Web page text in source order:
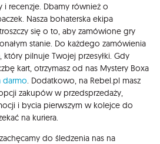
i recenzje. Dbamy również o
Nasza bohaterska ekipa
się o to, aby zamówione gry
stanie. Do każdego zamówienia
który pilnuje Twojej przesyłki. Gdy
kart, otrzymasz od nas Mystery Boxa
darmo . Dodatkowo, na Rebel.pl masz
zakupów w przedsprzedaży,
i bycia pierwszym w kolejce do
na kuriera.
do śledzenia nas na